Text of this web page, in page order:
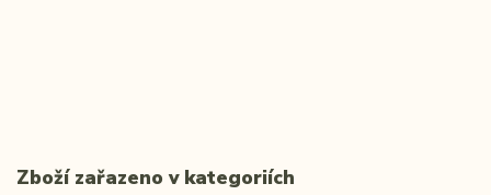
Zboží zařazeno v kategoriích